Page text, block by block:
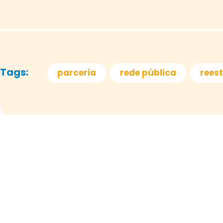
Tags: parceria rede pública